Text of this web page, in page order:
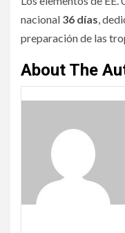
nacional 36 días,
preparación de las
About The